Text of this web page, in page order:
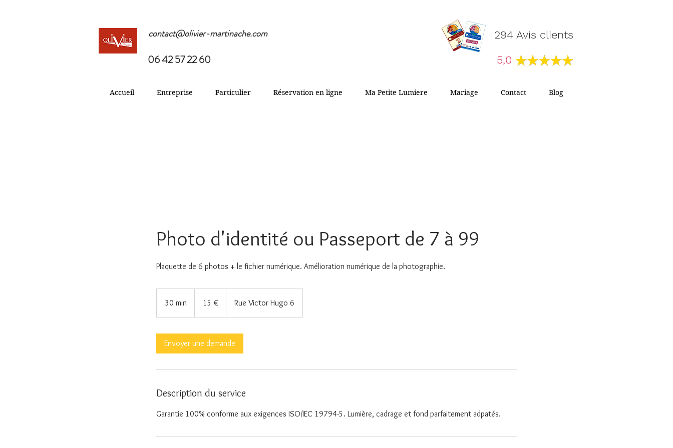
contact@olivier-martinache.com
06 42 57 22 60
294 Avis clients
5,0
Accueil Entreprise Particulier Réservation en ligne Ma Petite Lumiere Mariage Contact Blog
Photo d'identité ou Passeport de 7 à 99
Plaquette de 6 photos + le fichier numérique. Amélioration numérique de la photographie.
30 min
0
15 € Rue Victor Hugo 6
Envoyer une demande
Description du service
Garantie 100% conforme aux exigences ISO/IEC 19794-5. Lumière, cadrage et fond parfaitement adpatés.